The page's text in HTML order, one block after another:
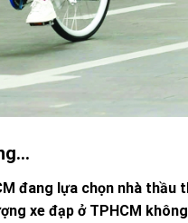
đang lựa chọn nhà thầu
xe đạp ở TPHCM